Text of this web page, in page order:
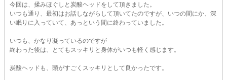
今回は、揉みほぐしと炭酸ヘッドをして頂きました。
いつも通り、最初はお話しながらして頂いてたのですが、いつの間にか、深
い眠りに入っていて、あっという間に終わっていました。
いつも、かなり凝っているのですが
終わった後は、とてもスッキリと身体がいつも軽く感じます。
炭酸ヘッドも、頭がすごくスッキリとして良かったです。